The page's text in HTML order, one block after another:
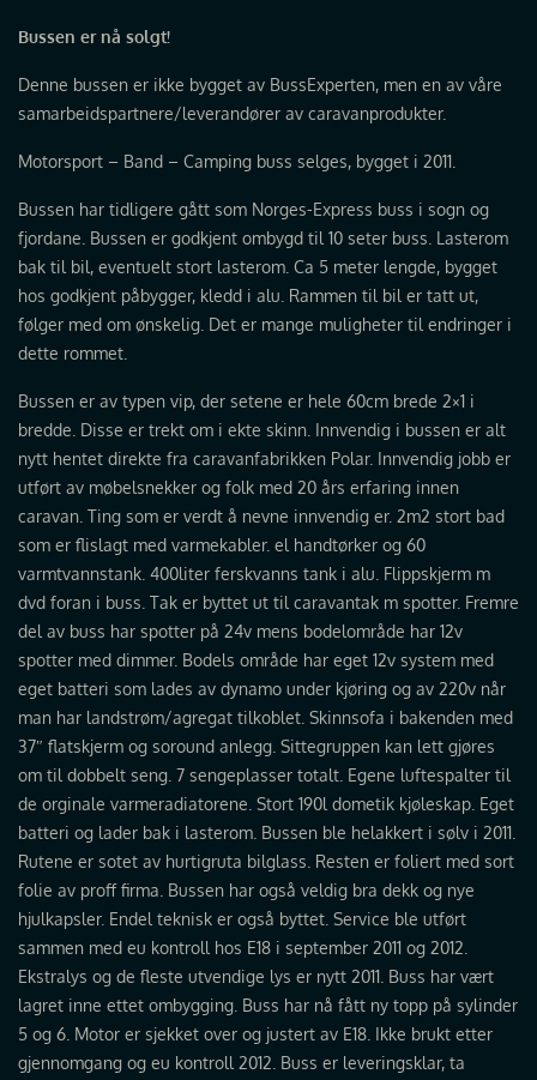
Bussen er nå solgt!
Denne bussen er ikke bygget av BussExperten, men en av våre
samarbeidspartnere/leverandører av caravanprodukter.
Motorsport – Band – Camping buss selges, bygget i 2011.
Bussen har tidligere gått som Norges-Express buss i sogn og
fjordane. Bussen er godkjent ombygd til 10 seter buss. Lasterom
bak til bil, eventuelt stort lasterom. Ca 5 meter lengde, bygget
hos godkjent påbygger, kledd i alu. Rammen til bil er tatt ut,
følger med om ønskelig. Det er mange muligheter til endringer i
dette rommet.
Bussen er av typen vip, der setene er hele 60cm brede 2×1 i
bredde. Disse er trekt om i ekte skinn. Innvendig i bussen er alt
nytt hentet direkte fra caravanfabrikken Polar. Innvendig jobb er
utført av møbelsnekker og folk med 20 års erfaring innen
caravan. Ting som er verdt å nevne innvendig er. 2m2 stort bad
som er flislagt med varmekabler. el handtørker og 60
varmtvannstank. 400liter ferskvanns tank i alu. Flippskjerm m
dvd foran i buss. Tak er byttet ut til caravantak m spotter. Fremre
del av buss har spotter på 24v mens bodelområde har 12v
spotter med dimmer. Bodels område har eget 12v system med
eget batteri som lades av dynamo under kjøring og av 220v når
man har landstrøm/agregat tilkoblet. Skinnsofa i bakenden med
37″ flatskjerm og soround anlegg. Sittegruppen kan lett gjøres
om til dobbelt seng. 7 sengeplasser totalt. Egene luftespalter til
de orginale varmeradiatorene. Stort 190l dometik kjøleskap. Eget
batteri og lader bak i lasterom. Bussen ble helakkert i sølv i 2011.
Rutene er sotet av hurtigruta bilglass. Resten er foliert med sort
folie av proff firma. Bussen har også veldig bra dekk og nye
hjulkapsler. Endel teknisk er også byttet. Service ble utført
sammen med eu kontroll hos E18 i september 2011 og 2012.
Ekstralys og de fleste utvendige lys er nytt 2011. Buss har vært
lagret inne ettet ombygging. Buss har nå fått ny topp på sylinder
5 og 6. Motor er sjekket over og justert av E18. Ikke brukt etter
gjennomgang og eu kontroll 2012. Buss er leveringsklar, ta